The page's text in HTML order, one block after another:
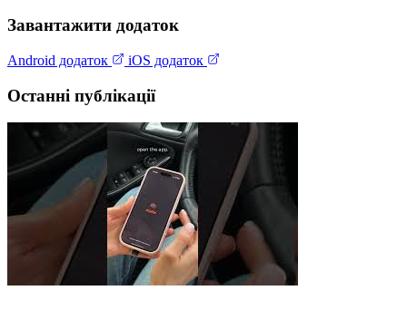
Завантажити додаток
Android додаток iOS додаток
Останні публікації